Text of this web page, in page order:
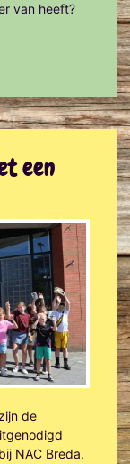
van heeft?
een
de
NAC Breda.